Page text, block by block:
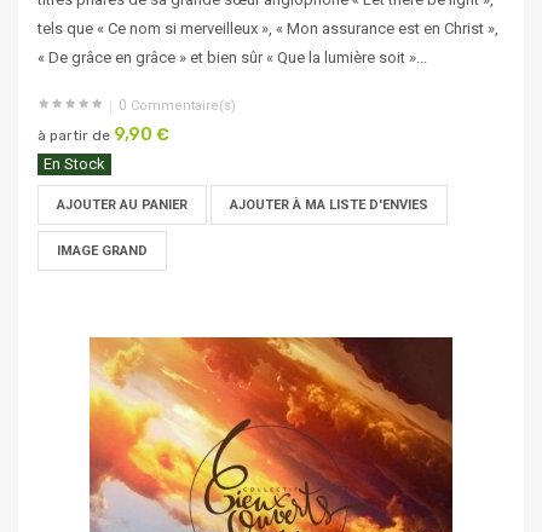
tels que « Ce nom si merveilleux », « Mon assurance est en Christ »,
« De grâce en grâce » et bien sûr « Que la lumière soit »...
0 Commentaire(s)
à partir de 9,90 €
En Stock
AJOUTER AU PANIER AJOUTER À MA LISTE D'ENVIES
IMAGE GRAND